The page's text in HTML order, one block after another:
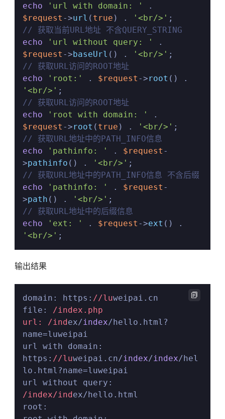
echo
'url with domain: '
$request ->url ( true ) . '<br/>'
// 获取当前URL地址 不含QUERY_STRING
echo
'url without query: '
$request ->baseUrl () . '<br/>'
// 获取URL访问的ROOT地址
echo
'root:' . $request ->root
'<br/>'
// 获取URL访问的ROOT地址
echo
'root with domain: '
$request ->root ( true ) . '<br/>'
// 获取URL地址中的PATH_INFO信息
echo
'pathinfo: ' . $request -
>pathinfo () . '<br/>'
// 获取URL地址中的PATH_INFO信息 不含后缀
echo
'pathinfo: ' . $request -
>path () . '<br/>'
// 获取URL地址中的后缀信息
echo
'ext: ' . $request ->ext
'<br/>' ;
输出结果
domain: https: //luweipai.cn
file:
/index.php
url: /index/index/hello.html?
name=luweipai
url with domain:
https: //luweipai.cn/index/index/hel
lo.html?name=luweipai
/index/index/hello.html
root:
